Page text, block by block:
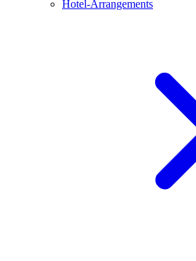
Hotel-Arrangements